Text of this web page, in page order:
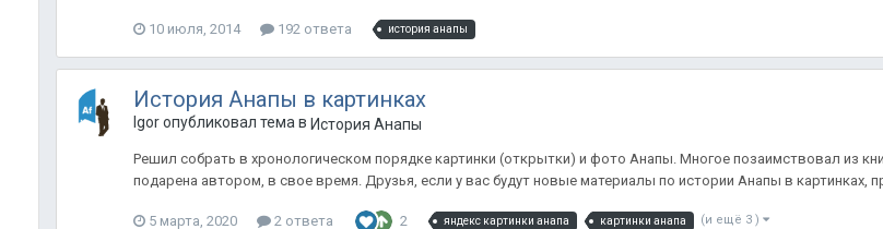
10 июля, 2014 192 ответа история анапы
История Анапы в картинках
Igor опубликовал тема в История Анапы
Решил собрать в хронологическом порядке картинки (открытки) и фото Анапы. Многое позаимствовал из
подарена автором, в свое время. Друзья, если у вас будут новые материалы по истории Анапы в картинках,
5 марта, 2020 2 ответа 2 яндекс картинки анапа картинки анапа (и ещё 3 )